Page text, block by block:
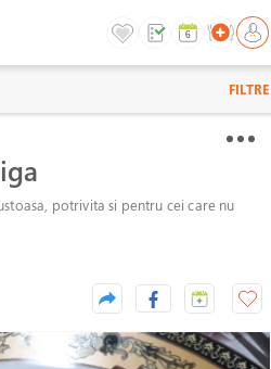
FILTRE
potrivita si pentru cei care nu